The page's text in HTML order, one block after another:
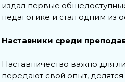
издал первые
педагогике и стал одним из
Наставники среди
Наставничество важно для
передают свой опыт,